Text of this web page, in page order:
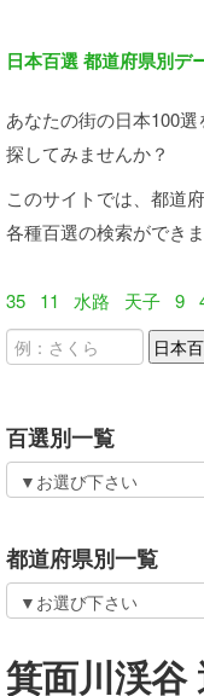
日本百選 都道府県別デ
あなたの街の日本100選
探してみませんか？
このサイトでは、都道
各種百選の検索ができま
35 11 水路 天子 9
百選別一覧
都道府県別一覧
箕面川渓谷